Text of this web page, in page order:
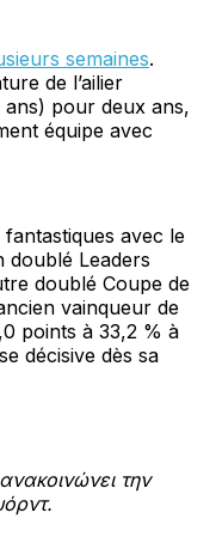
semaines.
de l’ailier
ans) pour deux ans,
équipe avec
fantastiques avec le
doublé Leaders
doublé Coupe de
vainqueur de
points à 33,2 % à
décisive dès sa
την